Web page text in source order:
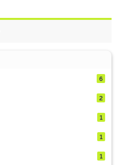
6
2
1
1
1